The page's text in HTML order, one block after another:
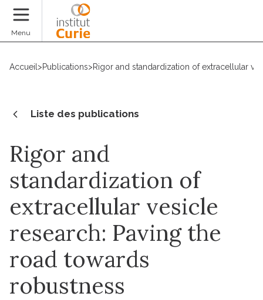
Menu
Accueil >Publications>Rigor and standardization of extracellular
Liste des publications
Rigor and
standardization of
extracellular vesicle
research: Paving the
road towards
robustness